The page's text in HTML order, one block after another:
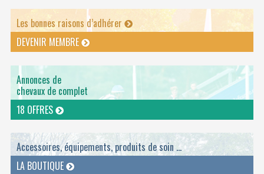
Les bonnes raisons d’adhérer
DEVENIR MEMBRE
Annonces de
chevaux de complet
18 OFFRES
Accessoires, équipements, produits de soin ...
LA BOUTIQUE